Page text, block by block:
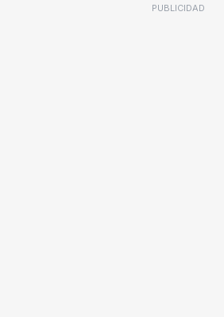
PUBLICIDAD